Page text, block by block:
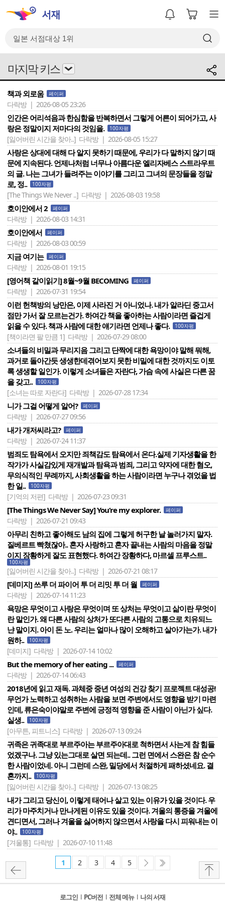
마지막 키스
책과 외로움 페이퍼
다락방 | 2026-08-05 23:26
인간은 어리석음과 한심함을 반복하면서 그렇게 어른이 되어가고, 사
랑은 정말이지 저마다의 것임을.
100자평
[잃어버린 시간을 찾아..] 다락방 | 2026-08-05 15:27
사랑은 상대에 대해 다 알지 못하기 때문에, 우리가 다 말하지 않기 때
문에 지속된다. 언제나처럼 너무나 아름다운 엘리자베스 스트라우트
의 글. 나는 그녀가 들려주는 이야기를 그리고 그녀의 문장들을 정말
로, 정..
100자평
[The Things We Never ..] 다락방 | 2026-08-03 19:58
호이안에서 2 페이퍼
다락방 | 2026-08-03 14:31
호이안에서 페이퍼
다락방 | 2026-08-03 00:59
지금 여기는 페이퍼
다락방 | 2026-08-01 19:15
[영어책 같이읽기] 8월~9월 BECOMING 페이퍼
다락방 | 2026-07-31 19:54
이런 헌책방의 낭만은, 이제 사라진 거 아니었나. 내가 알라딘 중고서
점만 가서 잘 모르는건가. 하여간 책을 좋아하는 사람이라면 즐겁게
읽을 수 있다. 책과 사람에 대한 얘기라면 언제나 좋다.
100자평
[책이라면 팔 만큼 1] 다락방 | 2026-07-29 08:00
소녀들의 비밀과 무리지음 그리고 단짝에 대한 욕망이야 말해 뭐해,
과거로 돌아간듯 생생한데겪어보지 못한 비밀에 대한 것까지도 이토
록 생생할 일인가. 이렇게 소녀들은 자란다, 가슴 속에 사실은 다른 꿈
을 갖고..
100자평
[소녀는 따로 자란다] 다락방 | 2026-07-28 17:34
니가 그걸 어떻게 알어? 페이퍼
다락방 | 2026-07-27 09:56
내가 개저씨라고? 페이퍼
다락방 | 2026-07-24 11:37
범죄도 탐욕에서 오지만 죄책감도 탐욕에서 온다.실제 기자생활을 한
작가가 사실감있게 재개발과 탐욕과 범죄, 그리고 약자에 대한 혐오,
무의식적인 무례까지, 사회생활을 하는 사람이라면 누구나 겪었을 법
한 일..
100자평
[기억의 저편] 다락방 | 2026-07-23 09:31
[The Things We Never Say] You‘re my explorer. 페이퍼
다락방 | 2026-07-21 09:43
아무리 친하고 좋아해도 남의 집에 그렇게 허구한 날 놀러가지 말자.
질베르트 빡쳤잖아.. 혼자 사랑하고 혼자 끝내는 사람의 마음을 정말
이지 장황하게 잘도 표현했다. 하여간 장황하다, 마르셀 프루스트..
100자평
[잃어버린 시간을 찾아..] 다락방 | 2026-07-21 08:17
[데미지] 쓰루 더 파이어 투 더 리밋 투 더 월 페이퍼
다락방 | 2026-07-14 11:23
욕망은 무엇이고 사랑은 무엇이며 또 상처는 무엇이고 삶이란 무엇이
란 말인가. 왜 다른 사람의 상처가 또다른 사람의 고통으로 치유되느
냔 말이지. 아이 돈 노. 우리는 얼마나 많이 오해하고 살아가는가. 내가
원하..
100자평
[데미지] 다락방 | 2026-07-14 10:02
But the memory of her eating ... 페이퍼
다락방 | 2026-07-14 06:43
2018년에 읽고 재독. 과체중 중년 여성의 건강 찾기 프로젝트 대성공!
무언가 노력하고 성취하는 사람을 보면 주변에서도 영향을 받기 마련
인데, 류은숙이야말로 주변에 긍정적 영향을 준 사람이 아닌가 싶다.
실생..
100자평
[아무튼, 피트니스] 다락방 | 2026-07-13 09:24
귀족은 귀족대로 부르주아는 부르주아대로 척하면서 사는게 참 힘들
었겠구나. 그냥 있는그대로 살면 되는데.. 그런 면에서 스완은 참 순수
한 사람이었네. 아니 그런데 스완, 밀당에서 처절하게 패하셨네요. 결
혼까지..
100자평
[잃어버린 시간을 찾아..] 다락방 | 2026-07-13 08:25
내가 그리고 당신이, 이렇게 태어나 살고 있는 이유가 있을 것이다. 우
리가 마주치거나 만나게된 이유도 있을 것이다. 겨울의 통증을 겨울에
견디면서, 그러나 겨울을 싫어하지 않으면서 사랑을 다시 피워내는 이
야..
100자평
[겨울통] 다락방 | 2026-07-10 11:48
1 2 3 4 5
로그인 l PC버전 l 전체 메뉴 l 나의 서재